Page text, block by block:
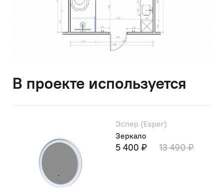
В проекте используется
Эспер (Esper)
Зеркало
5 400 ₽ 13 490 ₽